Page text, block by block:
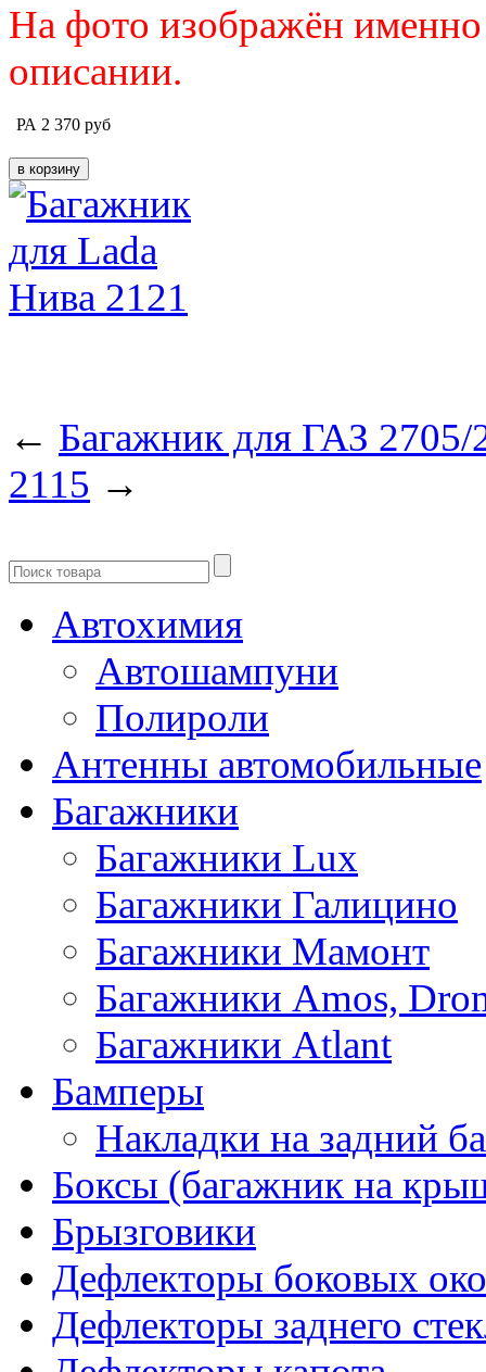
На фото изображён именно
описании.
РА 2 370 руб
← Багажник для ГАЗ 2705/
2115 →
Автохимия
Автошампуни
Полироли
Антенны автомобильные
Багажники
Багажники Lux
Багажники Галицино
Багажники Мамонт
Багажники Amos,
Багажники Atlant
Бамперы
Накладки на задний
Боксы (багажник на
Брызговики
Дефлекторы боковых
Дефлекторы заднего